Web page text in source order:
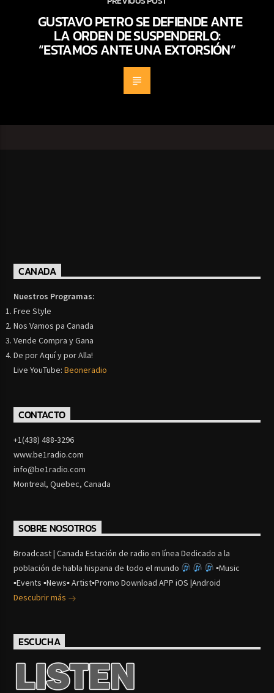
GUSTAVO PETRO SE DEFIENDE ANTE
LA ORDEN DE SUSPENDERLO:
“ESTAMOS ANTE UNA EXTORSIÓN”
CANADA
Nuestros Programas:
Free Style
Nos Vamos pa Canada
Vende Compra y Gana
De por Aquí y por Alla!
Live YouTube:Beoneradio
CONTACTO
+1(438) 488-3296
www.be1radio.com
info@be1radio.com
Montreal, Quebec, Canada
SOBRE NOSOTROS
Broadcast | Canada Estación de radio en línea Dedicado a la
población de habla hispana de todo el mundo
▪Music
▪Events ▪News▪ Artist▪Promo Download APP iOS |Android
Descubrir más
ESCUCHA